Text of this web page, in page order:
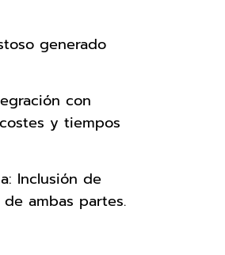
generado
con
y tiempos
Inclusión de
ambas partes.